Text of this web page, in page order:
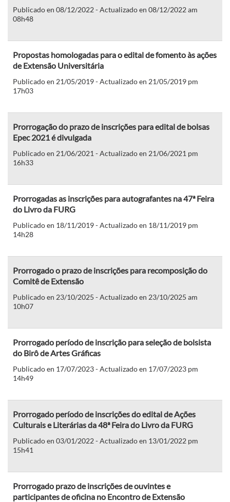
Publicado en 08/12/2022 - Actualizado en 08/12/2022 am
08h48
Propostas homologadas para o edital de fomento às ações
de Extensão Universitária
Publicado en 21/05/2019 - Actualizado en 21/05/2019 pm
17h03
Prorrogação do prazo de inscrições para edital de bolsas
Epec 2021 é divulgada
Publicado en 21/06/2021 - Actualizado en 21/06/2021 pm
16h33
Prorrogadas as inscrições para autografantes na 47ª Feira
do Livro da FURG
Publicado en 18/11/2019 - Actualizado en 18/11/2019 pm
14h28
Prorrogado o prazo de inscrições para recomposição do
Comitê de Extensão
Publicado en 23/10/2025 - Actualizado en 23/10/2025 am
10h07
Prorrogado período de inscrição para seleção de bolsista
do Birô de Artes Gráficas
Publicado en 17/07/2023 - Actualizado en 17/07/2023 pm
14h49
Prorrogado período de inscrições do edital de Ações
Culturais e Literárias da 48ª Feira do Livro da FURG
Publicado en 03/01/2022 - Actualizado en 13/01/2022 pm
15h41
Prorrogado prazo de inscrições de ouvintes e
participantes de oficina no Encontro de Extensão